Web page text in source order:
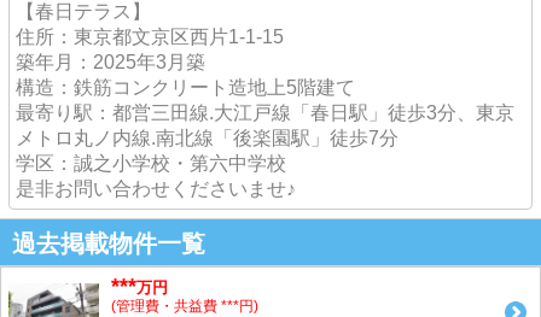
【春日テラス】
住所：東京都文京区西片1-1-15
築年月：2025年3月築
構造：鉄筋コンクリート造地上5階建て
最寄り駅：都営三田線.大江戸線「春日駅」徒歩3分、東京
メトロ丸ノ内線.南北線「後楽園駅」徒歩7分
学区：誠之小学校・第六中学校
是非お問い合わせくださいませ♪
過去掲載物件一覧
***万円
(管理費・共益費 ***円)